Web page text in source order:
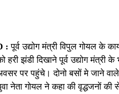
: पूर्व उद्योग मंत्री विपुल गोयल के
हरी झंडी दिखाने पूर्व उद्योग
पर पहुंचे। दोनो बसों मे जाने वाले
नेता गोयल ने कहा की वृद्धजनों की